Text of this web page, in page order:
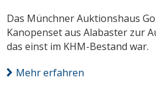
Das Münchner Auktionshaus
Kanopenset aus Alabaster zur
das einst im KHM-Bestand war.
Mehr erfahren